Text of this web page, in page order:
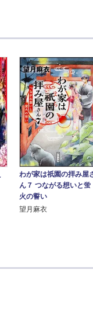
わが家は祇園の拝み屋
ん７ つながる想いと蛍
火の誓い
望月麻衣